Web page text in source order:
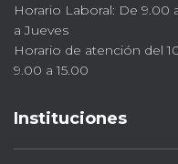
Horario Laboral: De 9.00
a Jueves
Horario de atención del
9.00 a 15.00
Instituciones